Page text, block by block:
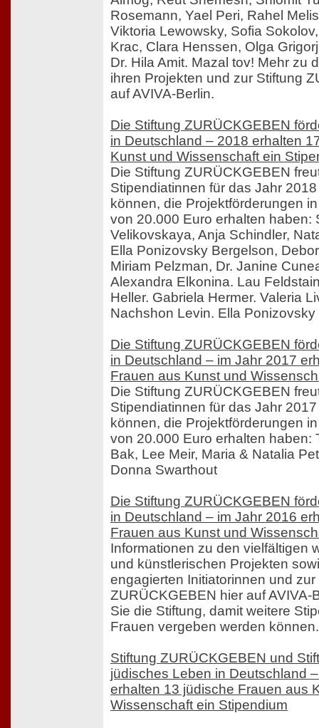
Rosemann, Yael Peri, Rahel
Viktoria Lewowsky, Sofia
Krac, Clara Henssen, Olga
Dr. Hila Amit. Mazal tov! Mehr zu
ihren Projekten und zur Stiftung
auf AVIVA-Berlin.
Die Stiftung ZURÜCKGEBEN
in Deutschland – 2018 erhalten
Kunst und Wissenschaft ein
Die Stiftung ZURÜCKGEBEN
Stipendiatinnen für das Jahr
können, die Projektförderungen
von 20.000 Euro erhalten haben:
Velikovskaya, Anja Schindler,
Ella Ponizovsky Bergelson,
Miriam Pelzman, Dr. Janine
Alexandra Elkonina. Lau
Heller. Gabriela Hermer. Valeria
Nachshon Levin. Ella
Die Stiftung ZURÜCKGEBEN
in Deutschland – im Jahr 2017
Frauen aus Kunst und
Die Stiftung ZURÜCKGEBEN
Stipendiatinnen für das Jahr
können, die Projektförderungen
von 20.000 Euro erhalten haben:
Bak, Lee Meir, Maria & Natalia
Donna Swarthout
Die Stiftung ZURÜCKGEBEN
in Deutschland – im Jahr 2016
Frauen aus Kunst und
Informationen zu den vielfältigen
und künstlerischen Projekten
engagierten Initiatorinnen und zur
ZURÜCKGEBEN hier auf AVIVA-
Sie die Stiftung, damit weitere
Frauen vergeben werden können.
Stiftung ZURÜCKGEBEN und
jüdisches Leben in Deutschland
erhalten 13 jüdische Frauen aus
Wissenschaft ein Stipendium